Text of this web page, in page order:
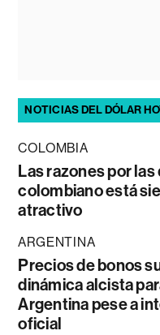
NOTICIAS DEL DÓLAR
COLOMBIA
Las razones por las
colombiano está
atractivo
ARGENTINA
Precios de bonos
dinámica alcista
Argentina pese a
oficial